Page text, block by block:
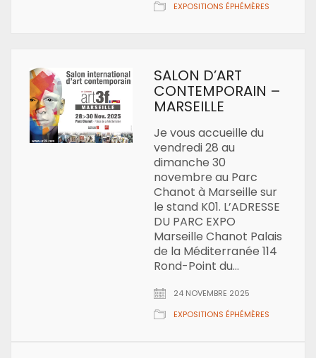
EXPOSITIONS ÉPHÉMÈRES
SALON D’ART
CONTEMPORAIN –
MARSEILLE
Je vous accueille du
vendredi 28 au
dimanche 30
novembre au Parc
Chanot à Marseille sur
le stand K01. L’ADRESSE
DU PARC EXPO
Marseille Chanot Palais
de la Méditerranée 114
Rond-Point du…
24 NOVEMBRE 2025
EXPOSITIONS ÉPHÉMÈRES